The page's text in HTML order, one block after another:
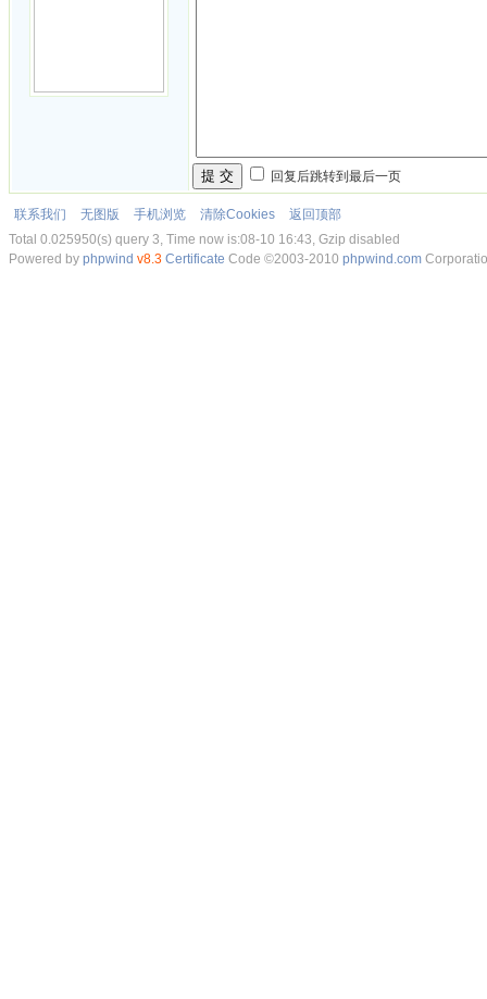
提 交 回复后跳转到最后一页
联系我们 无图版 手机浏览 清除Cookies
返回顶部
Total 0.025950(s) query 3, Time now is:08-10 16:43, Gzip disabled
Powered by phpwind v8.3 Certificate Code ©2003-2010 phpwind.com